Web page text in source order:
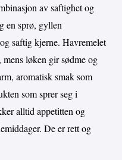
av saftighet og
en sprø, gyllen
saftig kjerne. Havremelet
løken gir sødme og
aromatisk smak som
som sprer seg i
alltid appetitten og
De er rett og